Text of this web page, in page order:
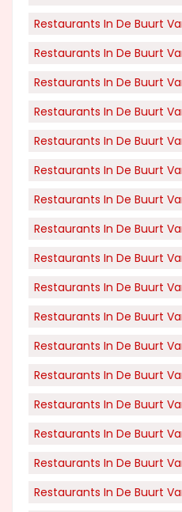
Restaurants In De Buurt
Restaurants In De Buurt
Restaurants In De Buurt
Restaurants In De Buurt
Restaurants In De Buurt
Restaurants In De Buurt
Restaurants In De Buurt
Restaurants In De Buurt
Restaurants In De Buurt
Restaurants In De Buurt
Restaurants In De Buurt
Restaurants In De Buurt
Restaurants In De Buurt
Restaurants In De Buurt
Restaurants In De Buurt
Restaurants In De Buurt
Restaurants In De Buurt